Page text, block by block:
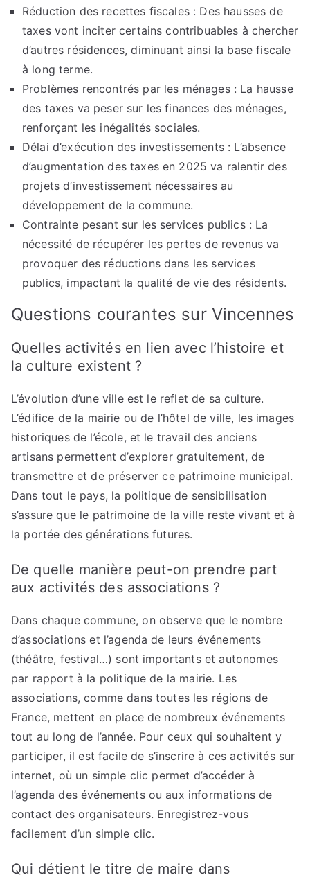
Réduction des recettes fiscales : Des hausses de
taxes vont inciter certains contribuables à chercher
d’autres résidences, diminuant ainsi la base fiscale
à long terme.
Problèmes rencontrés par les ménages : La hausse
des taxes va peser sur les finances des ménages,
renforçant les inégalités sociales.
Délai d’exécution des investissements : L’absence
d’augmentation des taxes en 2025 va ralentir des
projets d’investissement nécessaires au
développement de la commune.
Contrainte pesant sur les services publics : La
nécessité de récupérer les pertes de revenus va
provoquer des réductions dans les services
publics, impactant la qualité de vie des résidents.
Questions courantes sur Vincennes
Quelles activités en lien avec l’histoire et
la culture existent ?
L’évolution d’une ville est le reflet de sa culture.
L’édifice de la mairie ou de l’hôtel de ville, les images
historiques de l’école, et le travail des anciens
artisans permettent d’explorer gratuitement, de
transmettre et de préserver ce patrimoine municipal.
Dans tout le pays, la politique de sensibilisation
s’assure que le patrimoine de la ville reste vivant et à
la portée des générations futures.
De quelle manière peut-on prendre part
aux activités des associations ?
Dans chaque commune, on observe que le nombre
d’associations et l’agenda de leurs événements
(théâtre, festival…) sont importants et autonomes
par rapport à la politique de la mairie. Les
associations, comme dans toutes les régions de
France, mettent en place de nombreux événements
tout au long de l’année. Pour ceux qui souhaitent y
participer, il est facile de s’inscrire à ces activités sur
internet, où un simple clic permet d’accéder à
l’agenda des événements ou aux informations de
contact des organisateurs. Enregistrez-vous
facilement d’un simple clic.
Qui détient le titre de maire dans